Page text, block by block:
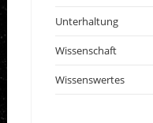
Unterhaltung
Wissenschaft
Wissenswertes